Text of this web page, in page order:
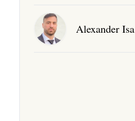
Alexander Isa